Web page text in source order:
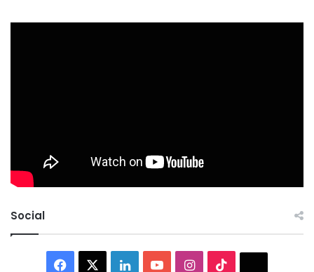
Social
Facebook LinkedInYouTubeInstagram